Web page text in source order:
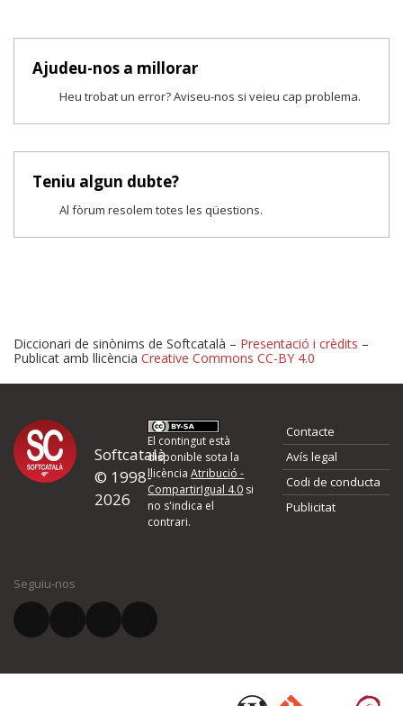
Ajudeu-nos a millorar
Heu trobat un error? Aviseu-nos si veieu cap problema.
Teniu algun dubte?
Al fòrum resolem totes les qüestions.
Proposeu-nos millores o
d'errors
Si heu trobat un error o voleu proposar alguna millora, ompliu els
quina és la millora que proposeu o l'error del qual voleu informar-
El vostre correu electrònic *
Diccionari de sinònims de Softcatalà – Presentació i crèdits –
Publicat amb llicència Creative Commons CC-BY 4.0
Softcatalà
© 1998-
2026
El contingut està
disponible sota la
llicènciaAtribució -
CompartirIgual 4.0 si
no s'indica el
contrari.
Contacte
Avís legal
Codi de conducta
Publicitat
Seguiu-nos